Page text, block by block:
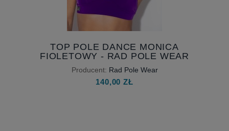
TOP POLE DANCE MONICA
FIOLETOWY - RAD POLE WEAR
Producent: Rad Pole Wear
140,00 ZŁ